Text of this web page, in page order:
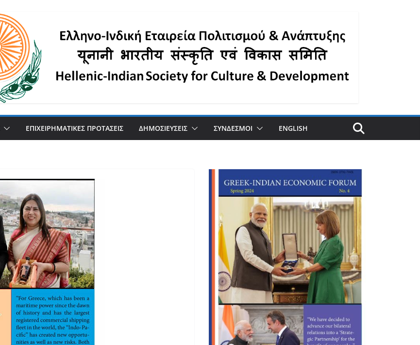
ΕΠΙΧΕΙΡΗΜΑΤΙΚΕΣ ΠΡΟΤΑΣΕΙΣ ΔΗΜΟΣΙΕΥΣΕΙΣ ΣΥΝΔΕΣΜΟΙ ENGLISH